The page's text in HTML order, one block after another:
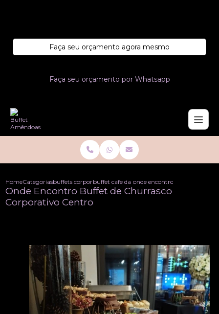
Faça seu orçamento agora mesmo
Faça seu orçamento por Whatsapp
HomeCategoriasbuffets corporativobuffet cafe da manha corporativo
onde encontro buffet de
Onde Encontro Buffet de Churrasco
Corporativo Centro